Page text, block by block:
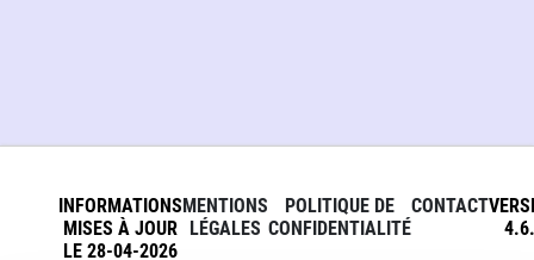
INFORMATIONS
MISES À JOUR
LE 28-04-2026
MENTIONS
LÉGALES
POLITIQUE DE
CONFIDENTIALITÉ
CONTACT